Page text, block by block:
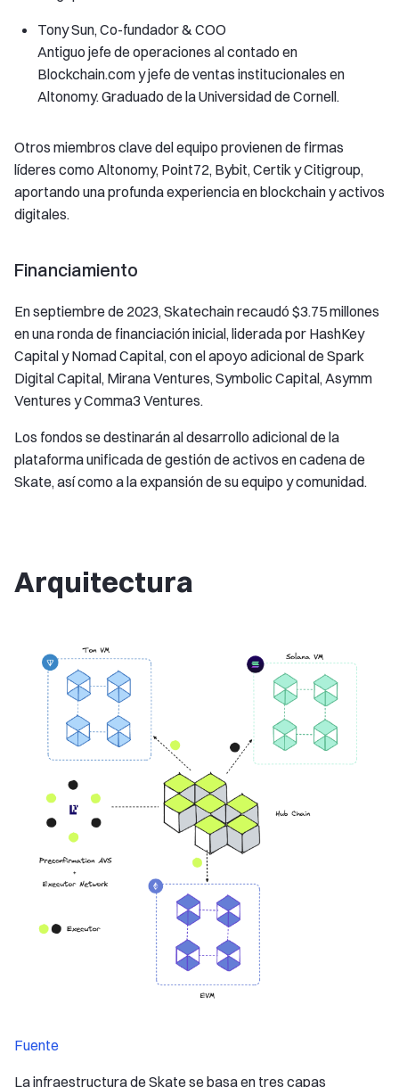
Tony Sun, Co-fundador & COO
Antiguo jefe de operaciones al contado en
Blockchain.com y jefe de ventas institucionales en
Altonomy. Graduado de la Universidad de Cornell.
Otros miembros clave del equipo provienen de firmas
líderes como Altonomy, Point72, Bybit, Certik y Citigroup,
aportando una profunda experiencia en blockchain y activos
digitales.
Financiamiento
En septiembre de 2023, Skatechain recaudó $3.75 millones
en una ronda de financiación inicial, liderada por HashKey
Capital y Nomad Capital, con el apoyo adicional de Spark
Digital Capital, Mirana Ventures, Symbolic Capital, Asymm
Ventures y Comma3 Ventures.
Los fondos se destinarán al desarrollo adicional de la
plataforma unificada de gestión de activos en cadena de
Skate, así como a la expansión de su equipo y comunidad.
Arquitectura
Fuente
La infraestructura de Skate se basa en tres capas